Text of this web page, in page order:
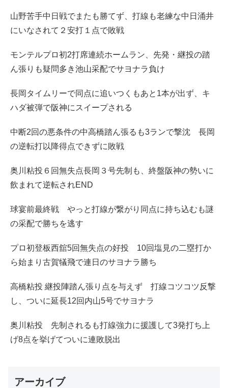
山野苦手中日戦でまたも勝てず、打線も老練な中日涌井
にいなされて２安打１点で敗戦
モンテルプロ初2打席連続ホームラン、先発・継投の踏
ん張りも疑問多き池山采配でサヨナラ負け
長岡タイムリーで同点に追いつくもあと1本が出ず、キ
ハダ被弾で阪神にスイープされる
中断2回の悪条件の中高橋踏ん張るも3ランで撃沈 長岡
の逆転打以降得点できずに敗戦
奥川粘投６回無失点長岡３号先制も、終盤阪神の勢いに
飲まれて逆転されEND
球宴前最終戦 やっと打線が繋がり同点に持ち込むも謎
の采配で勝ちを逃す
プロ初登板西舘5回無失点の好投 10回塩見の二塁打か
ら始まり古賀犠飛で連日のサヨナラ勝ち
高橋粘投 継投陣踏ん張り点を与えず 打線コツコツ反撃
し、ついに延長12回内山5号でサヨナラ
奥川粘投 先制されるも打線強力に援護して3発打ち上
げ8点を挙げてついに連敗脱出
アーカイブ